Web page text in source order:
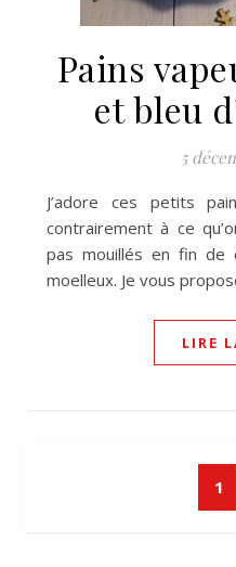
Pains
et bleu
5
J’adore ces petits pains cuits à la vapeur qui
contrairement à ce
pas mouillés en fin de
moelleux. Je vous
LIRE
1